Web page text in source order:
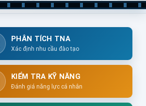
PHÂN TÍCH TNA
Xác định nhu cầu đào tạo
KIỂM TRA KỸ NĂNG
Đánh giá năng lực cá nhân